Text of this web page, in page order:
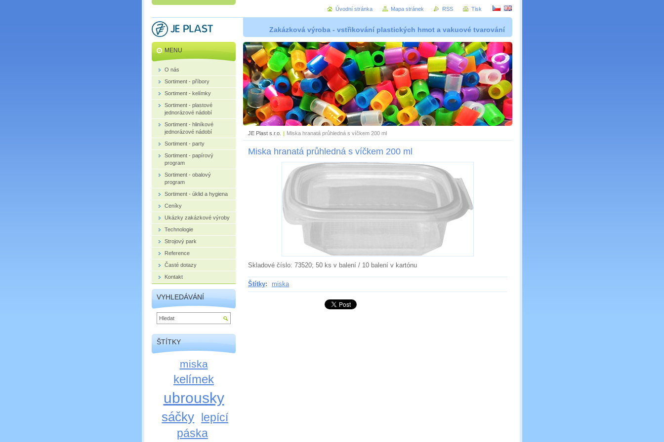
Zakázková výroba - vstřikování plastických hmot a vakuové tvarování
JE Plast s.r.o. | Miska hranatá průhledná s víčkem 200 ml
Miska hranatá průhledná s víčkem 200 ml
Skladové číslo: 73520; 50 ks v balení / 10 balení v kartónu
Štítky: miska
MENU
O nás
Sortiment - příbory
Sortiment - kelímky
Sortiment - plastové
jednorázové nádobí
Sortiment - hliníkové
jednorázové nádobí
Sortiment - party
Sortiment - papírový
program
Sortiment - obalový
program
Sortiment - úklid a hygiena
Ceníky
Ukázky zakázkové výroby
Technologie
Strojový park
Reference
Časté dotazy
Kontakt
VYHLEDÁVÁNÍ
ŠTÍTKY
miska
kelímek
ubrousky
sáčky lepící
páska
Úvodní stránka Mapa stránek RSS Tisk